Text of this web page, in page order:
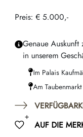
Preis: € 5.000,-
Genaue Auskunft
in unserem
Im Palais
Am Taubenmarkt
AUF DIE